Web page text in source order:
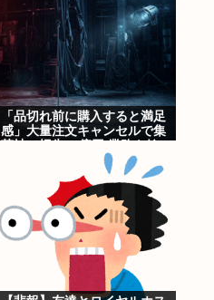
「品切れ前に購入すると満足
感」大量注文キャンセルで集
害した疑いで32歳女を逮捕